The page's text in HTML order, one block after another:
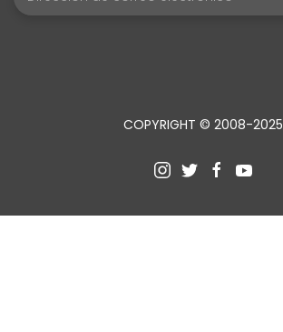
COPYRIGHT © 2008-2025